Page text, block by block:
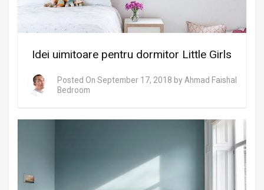
Idei uimitoare pentru dormitor Little Girls
Posted On September 17, 2018 by Ahmad Faishal
Bedroom